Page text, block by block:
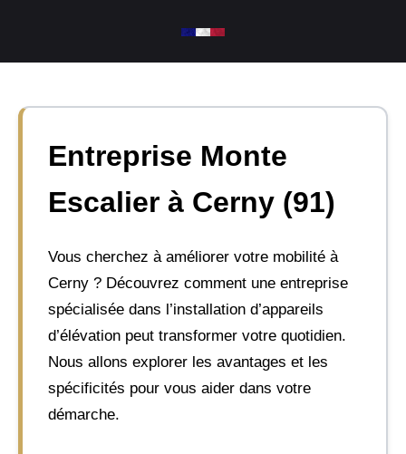
contenu
Entreprise Monte
Escalier à Cerny (91)
Vous cherchez à améliorer votre mobilité à
Cerny ? Découvrez comment une entreprise
spécialisée dans l’installation d’appareils
d’élévation peut transformer votre quotidien.
Nous allons explorer les avantages et les
spécificités pour vous aider dans votre
démarche.